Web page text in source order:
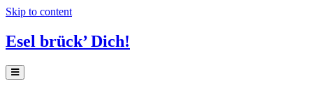
Skip to content
Esel brück’ Dich!